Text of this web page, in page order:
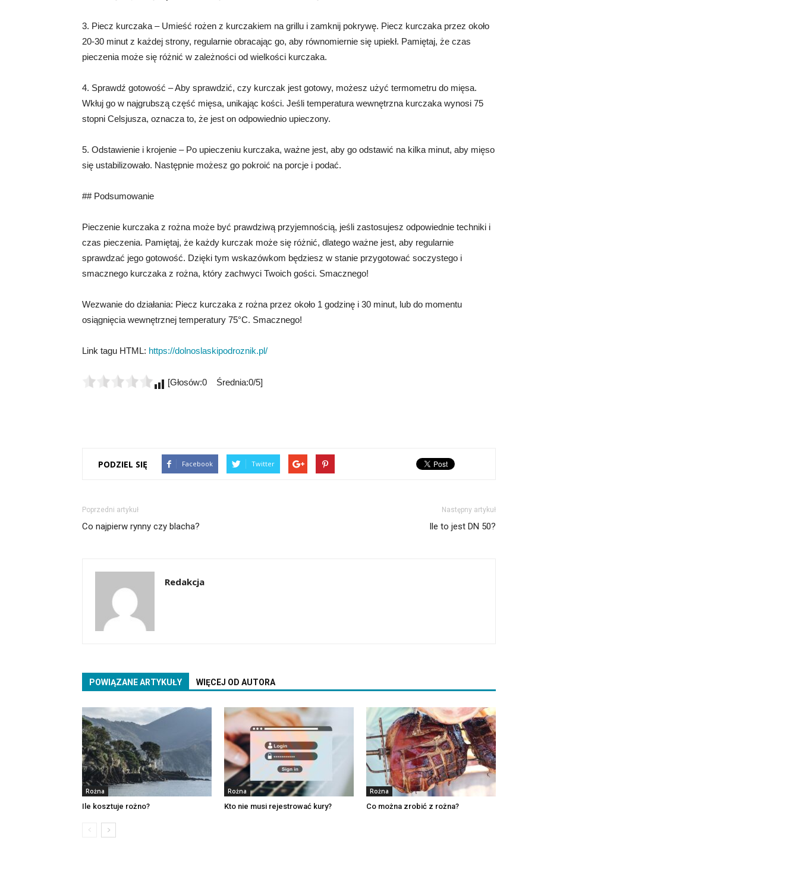
3. Piecz kurczaka – Umieść rożen z kurczakiem na grillu i zamknij pokrywę. Piecz kurczaka przez około
20-30 minut z każdej strony, regularnie obracając go, aby równomiernie się upiekł. Pamiętaj, że czas
pieczenia może się różnić w zależności od wielkości kurczaka.
4. Sprawdź gotowość – Aby sprawdzić, czy kurczak jest gotowy, możesz użyć termometru do mięsa.
Wkłuj go w najgrubszą część mięsa, unikając kości. Jeśli temperatura wewnętrzna kurczaka wynosi 75
stopni Celsjusza, oznacza to, że jest on odpowiednio upieczony.
5. Odstawienie i krojenie – Po upieczeniu kurczaka, ważne jest, aby go odstawić na kilka minut, aby mięso
się ustabilizowało. Następnie możesz go pokroić na porcje i podać.
## Podsumowanie
Pieczenie kurczaka z rożna może być prawdziwą przyjemnością, jeśli zastosujesz odpowiednie techniki i
czas pieczenia. Pamiętaj, że każdy kurczak może się różnić, dlatego ważne jest, aby regularnie
sprawdzać jego gotowość. Dzięki tym wskazówkom będziesz w stanie przygotować soczystego i
smacznego kurczaka z rożna, który zachwyci Twoich gości. Smacznego!
Wezwanie do działania: Piecz kurczaka z rożna przez około 1 godzinę i 30 minut, lub do momentu
osiągnięcia wewnętrznej temperatury 75°C. Smacznego!
Link tagu HTML: https://dolnoslaskipodroznik.pl/
[Głosów:0 Średnia:0/5]
PODZIEL SIĘ Facebook Twitter
Poprzedni artykuł
Co najpierw rynny czy blacha?
Następny artykuł
Ile to jest DN 50?
Redakcja
POWIĄZANE ARTYKUŁY WIĘCEJ OD AUTORA
Rożna
Ile kosztuje rożno?
Rożna
Kto nie musi rejestrować kury?
Rożna
Co można zrobić z rożna?